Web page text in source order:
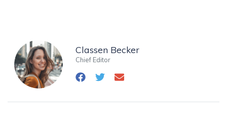
Classen Becker
Chief Editor